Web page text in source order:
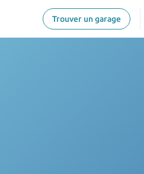
Trouver un garage